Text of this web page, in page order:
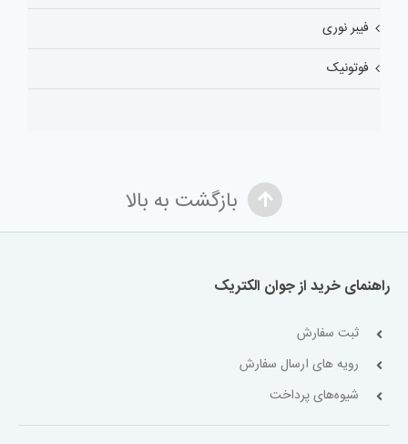
فیبر نوری
فوتونیک
بازگشت به بالا
راهنمای خرید از جوان الکتریک
ثبت سفارش
رویه های ارسال سفارش
شیوه‌های پرداخت